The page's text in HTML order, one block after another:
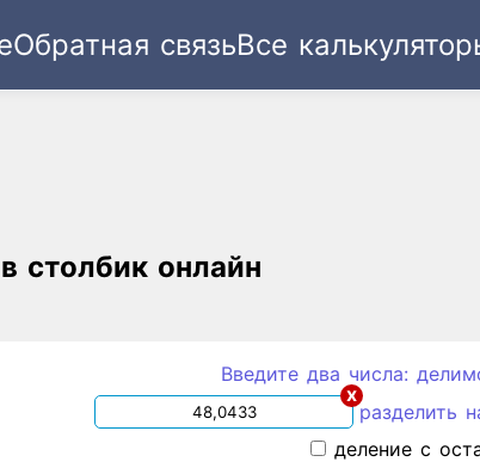
Обратная связьВсе
столбик онлайн
Введите два числа:
x
разделить
деление с